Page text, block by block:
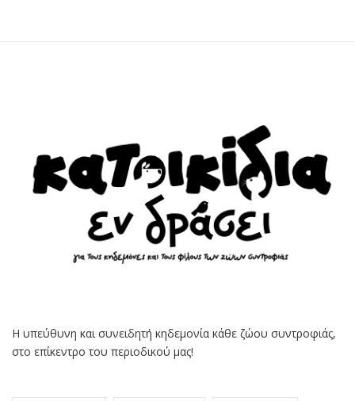
Η υπεύθυνη και συνειδητή κηδεμονία κάθε ζώου συντροφιάς,
στο επίκεντρο του περιοδικού μας!